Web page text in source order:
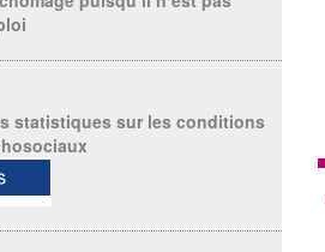
statistiques sur les conditions